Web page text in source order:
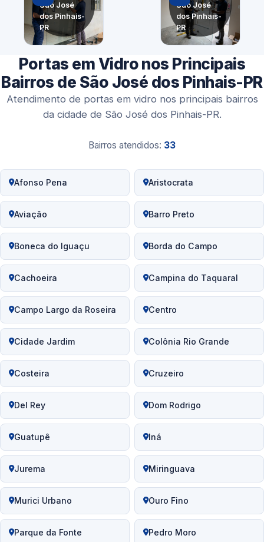
São José
dos Pinhais-
PR
São José
dos Pinhais-
PR
Portas em Vidro nos Principais
Bairros de São José dos Pinhais-PR
Atendimento de portas em vidro nos principais bairros
da cidade de São José dos Pinhais-PR.
Bairros atendidos: 33
Afonso Pena Aristocrata
Aviação Barro Preto
Boneca do Iguaçu Borda do Campo
Cachoeira Campina do Taquaral
Campo Largo da Roseira Centro
Cidade Jardim Colônia Rio Grande
Costeira Cruzeiro
Del Rey Dom Rodrigo
Guatupê Iná
Jurema Miringuava
Murici Urbano Ouro Fino
Parque da Fonte Pedro Moro